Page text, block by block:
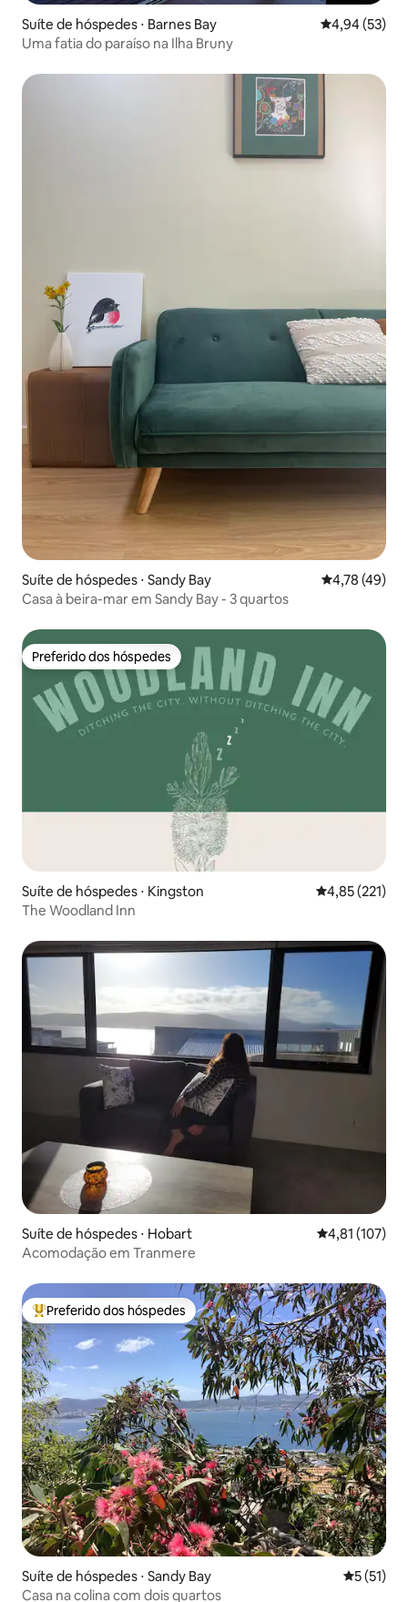
Suíte de hóspedes ⋅ Barnes Bay 4,94 de uma
4,94 (53)
Uma fatia do paraíso na Ilha Bruny
Suíte de hóspedes ⋅ Sandy Bay 4,78 de uma
4,78 (49)
Casa à beira-mar em Sandy Bay - 3 quartos
Preferido dos hóspedes
Preferido dos hóspedes
Suíte de hóspedes ⋅ Kingston 4,85 de uma
4,85 (221)
The Woodland Inn
Suíte de hóspedes ⋅ Hobart 4,81 de uma
4,81 (107)
Acomodação em Tranmere
Entre os melhores preferidos dos hóspedes
Preferido dos hóspedes
Suíte de hóspedes ⋅ Sandy Bay 5 de uma
5 (51)
Casa na colina com dois quartos